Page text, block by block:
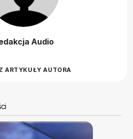
Audio
ARTYKUŁY AUTORA